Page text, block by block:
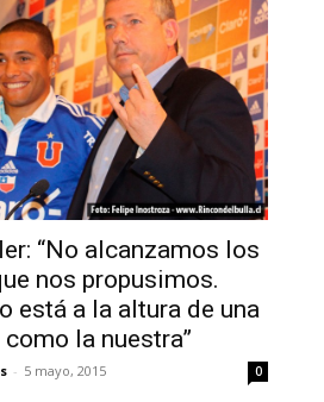
“No alcanzamos los
nos propusimos.
está a la altura de una
la nuestra”
- 5 mayo, 2015 0